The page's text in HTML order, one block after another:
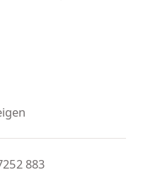
883